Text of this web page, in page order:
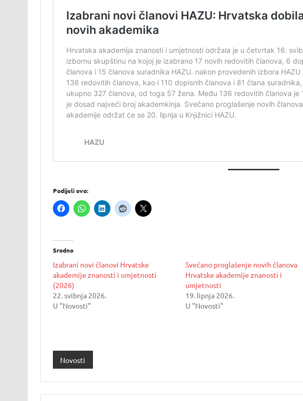
Podijeli ovo:
Srodno
Izabrani novi članovi Hrvatske
akademije znanosti i umjetnosti
(2026)
22. svibnja 2026.
U "Novosti"
Svečano proglašenje novih članova
Hrvatske akademije znanosti i
umjetnosti
19. lipnja 2026.
U "Novosti"
Novosti